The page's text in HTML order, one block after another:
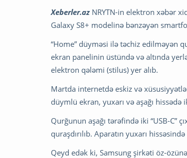
Xeberler.az NRYTN-in elektron xəbər
Galaxy S8+ modelinə bənzəyən
“Home” düyməsi ilə təchiz edilməyən
ekran panelinin üstündə və altında
elektron qələmi (stilus) yer alıb.
Martda internetdə eskiz və
düymlü ekran, yuxarı və aşağı
Qurğunun aşağı tərəfində iki “USB-C”
quraşdırılıb. Aparatın yuxarı
Qeyd edək ki, Samsung şirkəti öz-